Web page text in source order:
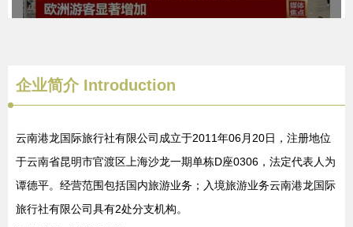
企业简介 Introduction
云南港龙国际旅行社有限公司成立于2011年06月20日，注册地位
于云南省昆明市官渡区上海沙龙一期单栋D座0306，法定代表人为
谭德平。经营范围包括国内旅游业务；入境旅游业务云南港龙国际
旅行社有限公司具有2处分支机构。